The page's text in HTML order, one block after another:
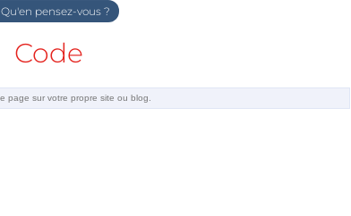
Qu'en pensez-vous ?
Code